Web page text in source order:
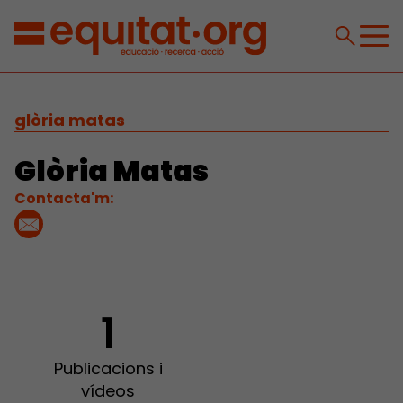
glòria matas
Glòria Matas
Contacta'm:
1
Publicacions i
vídeos